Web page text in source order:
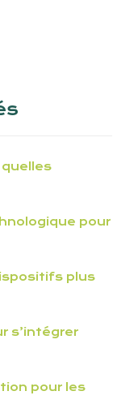
pour
plus
s’intégrer
pour les